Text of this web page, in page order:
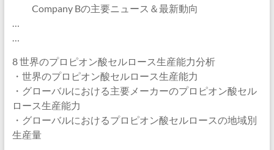
Company Bの主要ニュース＆最新動向
…
…
8 世界のプロピオン酸セルロース生産能力分析
・世界のプロピオン酸セルロース生産能力
・グローバルにおける主要メーカーのプロピオン酸セル
ロース生産能力
・グローバルにおけるプロピオン酸セルロースの地域別
生産量